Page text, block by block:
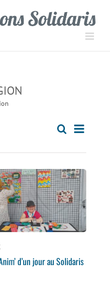
Recherche
navigation
de
vues
Recherche
vues
Jour
d’un jour au Solidaris